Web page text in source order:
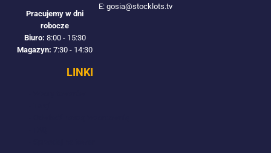
Pracujemy w dni
robocze
Biuro: 8:00 - 15:30
Magazyn: 7:30 - 14:30
E: gosia@stocklots.tv
LINKI